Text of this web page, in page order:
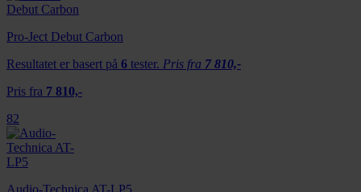
Pro-Ject Debut Carbon
Resultatet er basert på 6 tester. Pris fra 7 810,-
Pris fra 7 810,-
82
Audio-Technica AT-LP5